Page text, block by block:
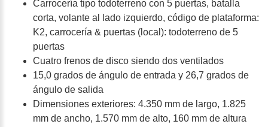
Carrocería tipo todoterreno con 5 puertas, batalla
corta, volante al lado izquierdo, código de plataforma:
K2, carrocería & puertas (local): todoterreno de 5
puertas
Cuatro frenos de disco siendo dos ventilados
15,0 grados de ángulo de entrada y 26,7 grados de
ángulo de salida
Dimensiones exteriores: 4.350 mm de largo, 1.825
mm de ancho, 1.570 mm de alto, 160 mm de altura